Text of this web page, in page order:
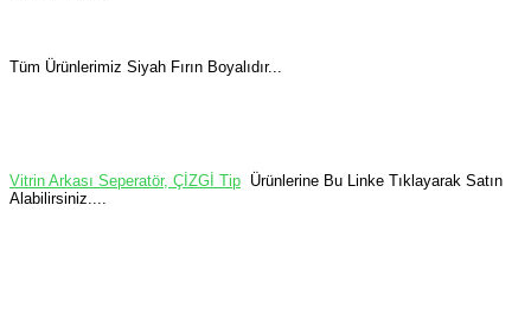
Tüm Ürünlerimiz Siyah Fırın Boyalıdır...
Vitrin Arkası Seperatör, ÇİZGİ Tip Ürünlerine Bu Linke Tıklayarak Satın
Alabilirsiniz....